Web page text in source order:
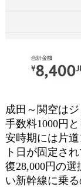
成田～関空は
手数料1000円
安時期には片
ト日が固定さ
復28,000円の
い新幹線に乗